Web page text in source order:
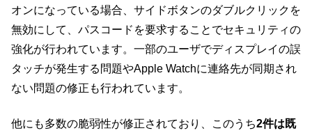
オンになっている場合、サイドボタンのダブルクリックを
無効にして、パスコードを要求することでセキュリティの
強化が行われています。一部のユーザでディスプレイの誤
タッチが発生する問題やApple Watchに連絡先が同期され
ない問題の修正も行われています。
他にも多数の脆弱性が修正されており、このうち2件は既